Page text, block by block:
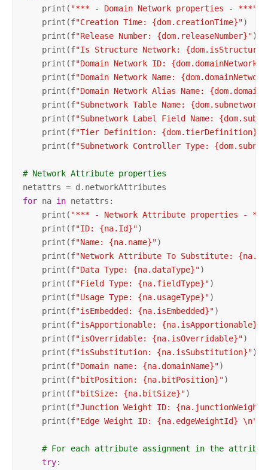
    print(
"*** - Domain Network properties - ***"
    print(f
"Creation Time: {dom.creationTime}")
    print(f
"Release Number: {dom.releaseNumber}")
    print(f
"Is Structure Network:
    print(f
"Domain Network ID:
    print(f
"Domain Network Name:
    print(f
"Domain Network Alias Name:
    print(f
"Subnetwork Table Name:
    print(f
"Subnetwork Label Field Name:
    print(f
"Tier Definition: {dom.tierDefinition}"
    print(f
"Subnetwork Controller Type:
# Network Attribute properties
for na in netattrs:
    print(
"*** - Network Attribute properties -
    print(f
"ID: {na.Id}")
    print(f
"Name: {na.name}")
    print(f
"Network Attribute To Substitute:
    print(f
"Data Type: {na.dataType}")
    print(f
"Field Type: {na.fieldType}")
    print(f
"Usage Type: {na.usageType}")
    print(f
"isEmbedded: {na.isEmbedded}")
    print(f
"isApportionable: {na.isApportionable}"
    print(f
"isOverridable: {na.isOverridable}")
    print(f
"isSubstitution: {na.isSubstitution}")
    print(f
"Domain name: {na.domainName}")
    print(f
"bitPosition: {na.bitPosition}")
    print(f
"bitSize: {na.bitSize}")
    print(f
"Junction Weight ID:
    print(f
"Edge Weight ID: {na.edgeWeightId} \n"
# For each attribute assignment in the
try: